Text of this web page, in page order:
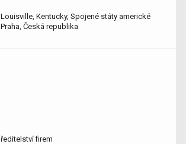
Louisville, Kentucky, Spojené státy americké
Praha, Česká republika
ředitelství firem